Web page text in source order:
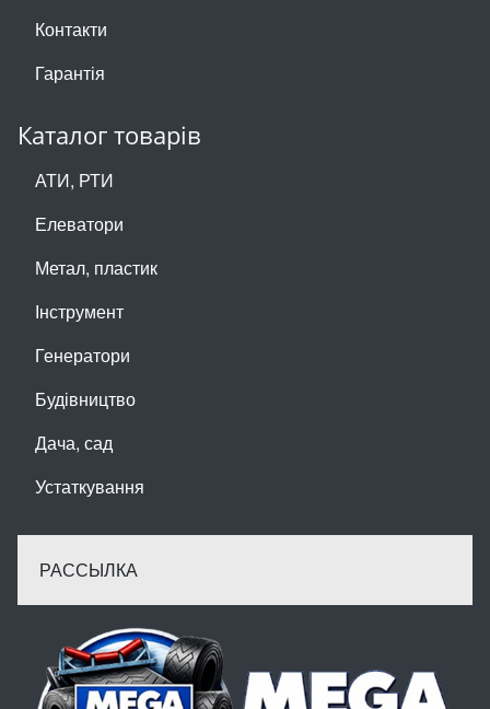
Контакти
Гарантія
Каталог товарів
АТИ, РТИ
Елеватори
Метал, пластик
Інструмент
Генератори
Будівництво
Дача, сад
Устаткування
РАССЫЛКА